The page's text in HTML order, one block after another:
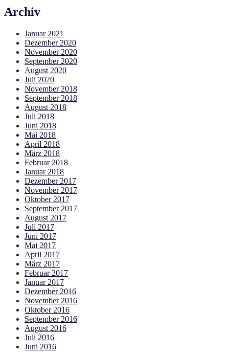
Archiv
Januar 2021
Dezember 2020
November 2020
September 2020
August 2020
Juli 2020
November 2018
September 2018
August 2018
Juli 2018
Juni 2018
Mai 2018
April 2018
März 2018
Februar 2018
Januar 2018
Dezember 2017
November 2017
Oktober 2017
September 2017
August 2017
Juli 2017
Juni 2017
Mai 2017
April 2017
März 2017
Februar 2017
Januar 2017
Dezember 2016
November 2016
Oktober 2016
September 2016
August 2016
Juli 2016
Juni 2016